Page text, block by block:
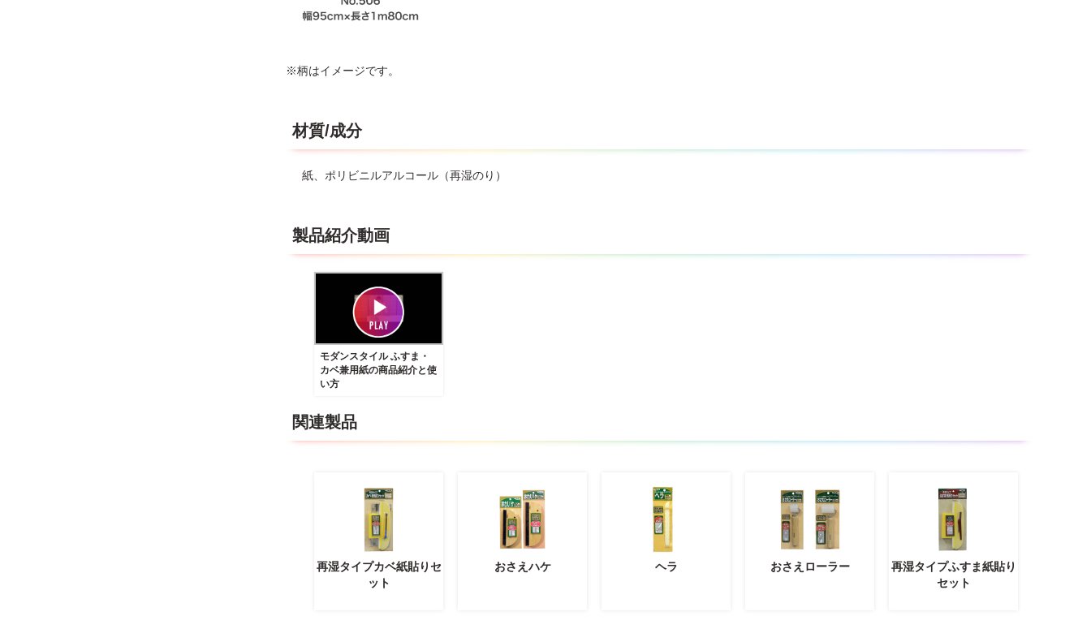
※柄はイメージです。
材質/成分
紙、ポリビニルアルコール（再湿のり）
製品紹介動画
モダンスタイル ふすま・
カベ兼用紙の商品紹介と使
い方
関連製品
再湿タイプカベ紙貼りセ
ット
おさえハケ ヘラ おさえローラー
再湿タイプふすま紙貼り
セット